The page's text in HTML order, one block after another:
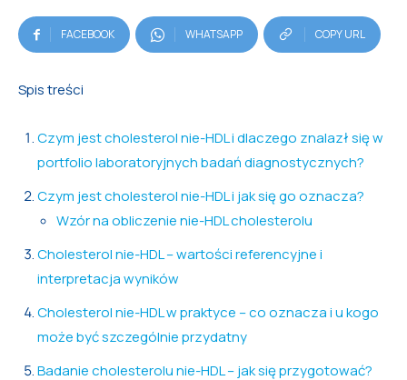
FACEBOOK WHATSAPP COPY URL
Spis treści
Czym jest cholesterol nie-HDL i dlaczego znalazł się w
portfolio laboratoryjnych badań diagnostycznych?
Czym jest cholesterol nie-HDL i jak się go oznacza?
Wzór na obliczenie nie-HDL cholesterolu
Cholesterol nie-HDL – wartości referencyjne i
interpretacja wyników
Cholesterol nie-HDL w praktyce – co oznacza i u kogo
może być szczególnie przydatny
Badanie cholesterolu nie-HDL – jak się przygotować?